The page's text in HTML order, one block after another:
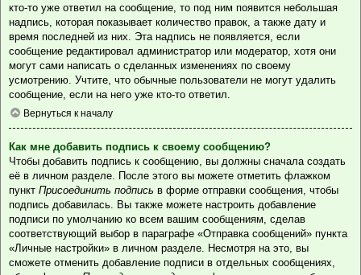
кто-то уже ответил на сообщение, то под ним появится небольшая
надпись, которая показывает количество правок, а также дату и
время последней из них. Эта надпись не появляется, если
сообщение редактировал администратор или модератор, хотя они
могут сами написать о сделанных изменениях по своему
усмотрению. Учтите, что обычные пользователи не могут удалить
сообщение, если на него уже кто-то ответил.
Вернуться к началу
Как мне добавить подпись к своему сообщению?
Чтобы добавить подпись к сообщению, вы должны сначала создать
её в личном разделе. После этого вы можете отметить флажком
пункт Присоединить подпись в форме отправки сообщения, чтобы
подпись добавилась. Вы также можете настроить добавление
подписи по умолчанию ко всем вашим сообщениям, сделав
соответствующий выбор в параграфе «Отправка сообщений» пункта
«Личные настройки» в личном разделе. Несмотря на это, вы
сможете отменить добавление подписи в отдельных сообщениях,